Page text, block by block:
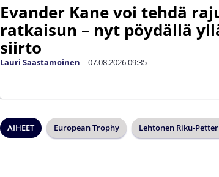
Evander Kane voi tehdä
ratkaisun – nyt pöydällä
siirto
Lauri Saastamoinen | 07.08.202609:35
AIHEET European Trophy Lehtonen Riku-